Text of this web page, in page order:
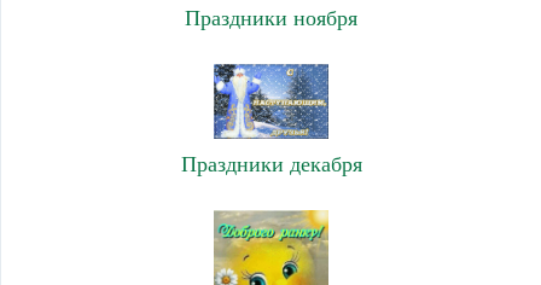
Праздники ноября
Праздники декабря